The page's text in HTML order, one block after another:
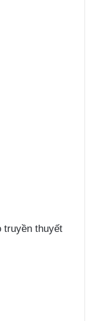
truyền thuyết